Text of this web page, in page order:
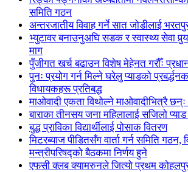
समिति गठन
अन्तरजातीय विवाह गर्ने सात जोडीलाई
भ्युटावर बनाउनुअघि सडक र स्वास्थ्य सेवा
माग
पुँजीगत खर्च बढाउन विशेष मेहेनत गरौँः
पुनः प्रयोग गर्न मिल्ने घरेलु प्याडको
विधायकहरू प्रतिबद्ध
माओवादी एकता विथोल्ने माओवादीभित्रै छन्ः
बाराका तीनसय जना महिलालाई सजिलो
बुद्ध प्राविका विद्यार्थीलाई पोसाक वितरण
मिटरब्याज पीडितसँग वार्ता गर्न समिति गठन,
मन्त्रीपरिषद्को बैठकमा निर्णय हुने
एफसी क्लब क्यामरुनले जित्यो प्रथम